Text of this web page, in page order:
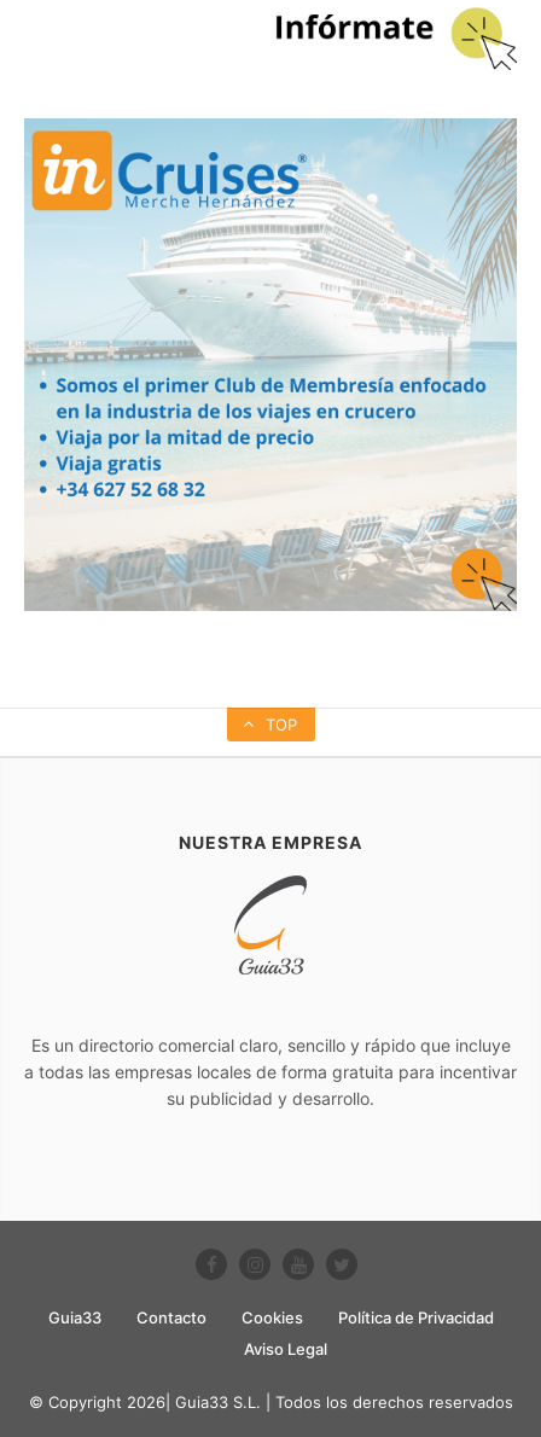
TOP
NUESTRA EMPRESA
Es un directorio comercial claro, sencillo y rápido que incluye
a todas las empresas locales de forma gratuita para incentivar
su publicidad y desarrollo.
Guia33 Contacto Cookies
Política de Privacidad
Aviso Legal
© Copyright 2026| Guia33 S.L. | Todos los derechos reservados